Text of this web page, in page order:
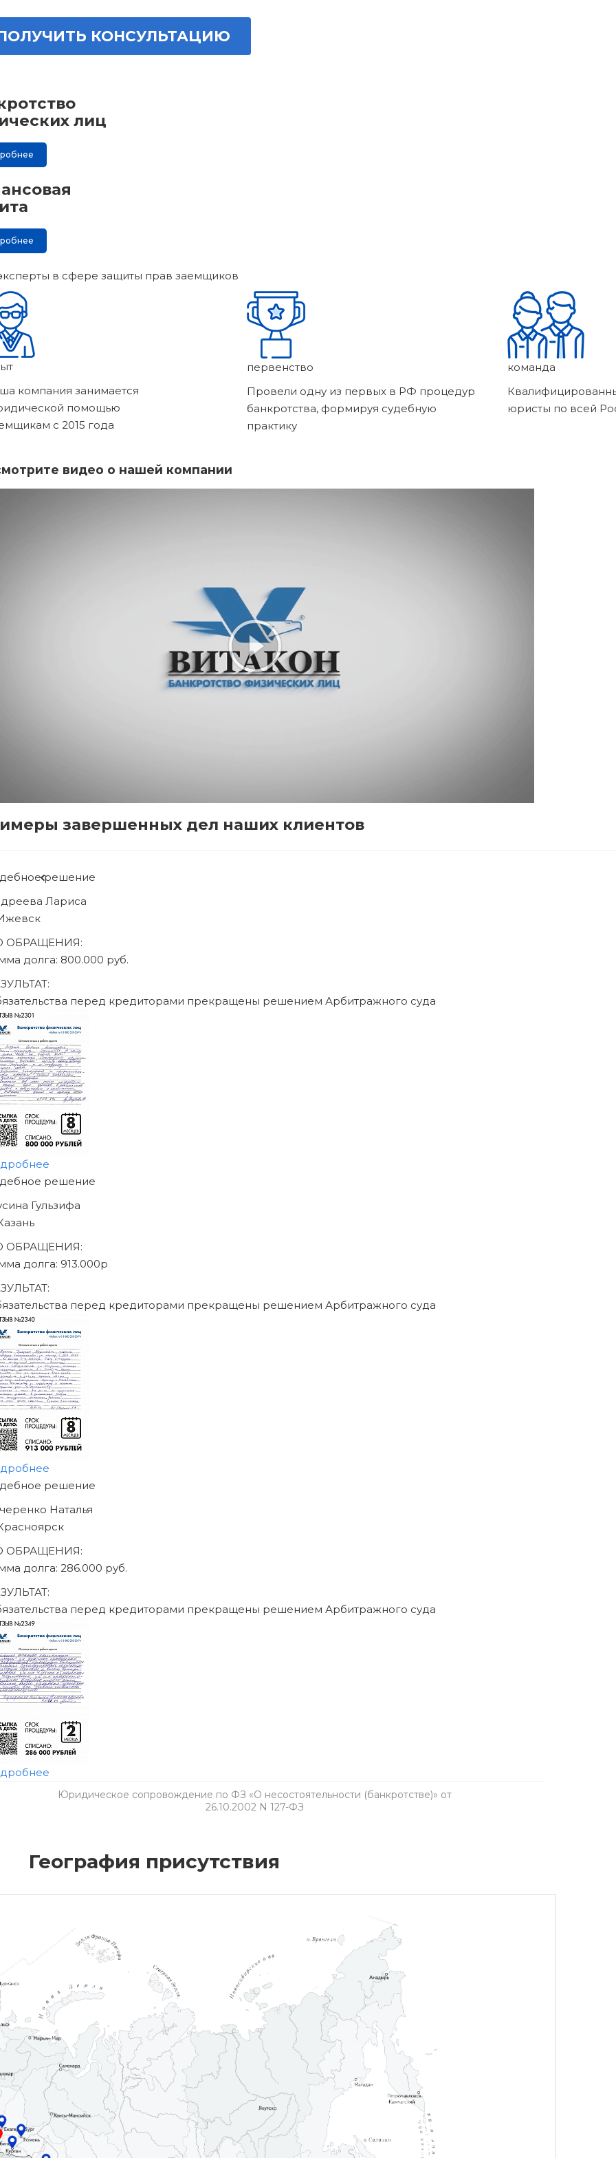
КОНСУЛЬТАЦИЮ
лиц
в сфере защиты прав заемщиков
компания занимается
помощью
с 2015 года
первенство
Провели одну из первых в РФ процедур
банкротства, формируя судебную
практику
команда
юристы по всей
видео о нашей компании
завершенных дел наших клиентов
решение
Людмила
ОБРАЩЕНИЯ:
долга: 470.000 руб.
перед кредиторами прекращены решением Арбитражного суда
ИЗБАВЛЯТЬСЯ
ДОЛГОВ
СЕГОДНЯ!
на консультацию
Юридическое сопровождение по ФЗ «О несостоятельности (банкротстве)» от
26.10.2002 N 127-ФЗ
География присутствия